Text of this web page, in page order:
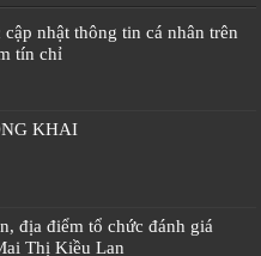
nhật thông tin cá nhân trên
tín chỉ
KHAI
địa điểm tổ chức đánh giá
Thị Kiều Lan